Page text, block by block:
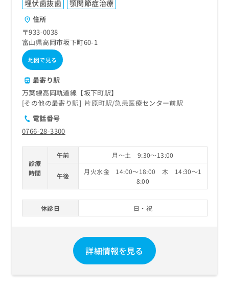
埋伏歯抜歯
顎関節症治療
住所
〒933-0038
富山県高岡市坂下町60-1
地図で見る
最寄り駅
万葉線高岡軌道線【坂下町駅】
その他の最寄り駅
片原町駅 急患医療センター前駅
電話番号
0766-28-3300
診療
時間
午前 月～土 9:30～13:00
午後
月火水金 14:00～18:00 木 14:30～1
8:00
休診日 日・祝
詳細情報を見る